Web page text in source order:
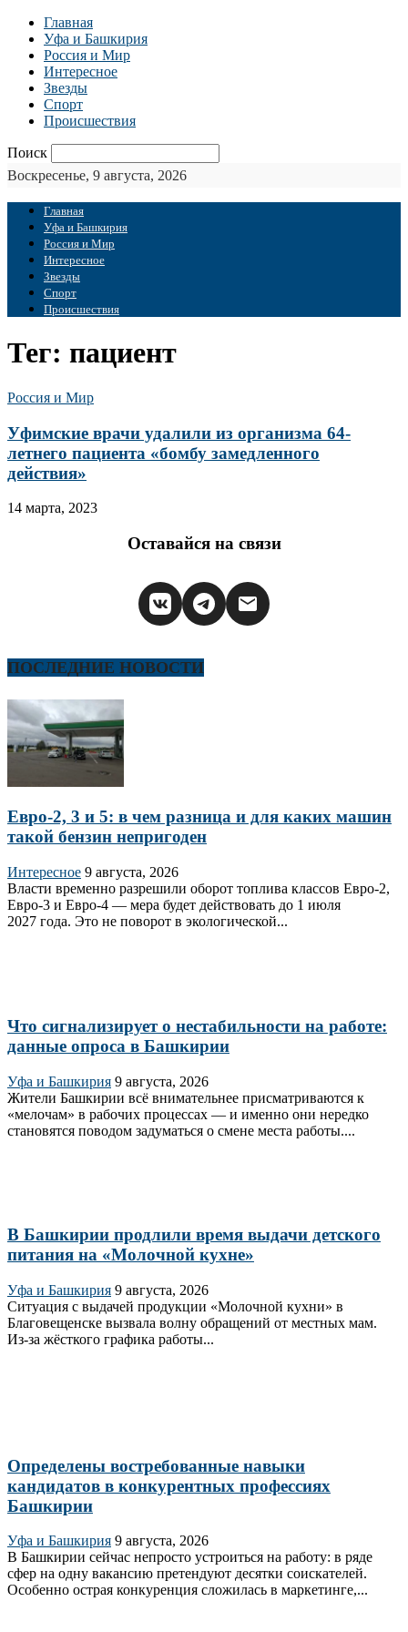
Главная
Уфа и Башкирия
Россия и Мир
Интересное
Звезды
Спорт
Происшествия
Поиск
Воскресенье, 9 августа, 2026
Главная
Уфа и Башкирия
Россия и Мир
Интересное
Звезды
Спорт
Происшествия
Тег: пациент
Россия и Мир
Уфимские врачи удалили из организма 64-
летнего пациента «бомбу замедленного
действия»
14 марта, 2023
Оставайся на связи
ПОСЛЕДНИЕ НОВОСТИ
Евро-2, 3 и 5: в чем разница и для каких машин
такой бензин непригоден
Интересное 9 августа, 2026
Власти временно разрешили оборот топлива классов Евро‑2,
Евро‑3 и Евро‑4 — мера будет действовать до 1 июля
2027 года. Это не поворот в экологической...
Что сигнализирует о нестабильности на работе:
данные опроса в Башкирии
Уфа и Башкирия 9 августа, 2026
Жители Башкирии всё внимательнее присматриваются к
«мелочам» в рабочих процессах — и именно они нередко
становятся поводом задуматься о смене места работы....
В Башкирии продлили время выдачи детского
питания на «Молочной кухне»
Уфа и Башкирия 9 августа, 2026
Ситуация с выдачей продукции «Молочной кухни» в
Благовещенске вызвала волну обращений от местных мам.
Из‑за жёсткого графика работы...
Определены востребованные навыки
кандидатов в конкурентных профессиях
Башкирии
Уфа и Башкирия 9 августа, 2026
В Башкирии сейчас непросто устроиться на работу: в ряде
сфер на одну вакансию претендуют десятки соискателей.
Особенно острая конкуренция сложилась в маркетинге,...